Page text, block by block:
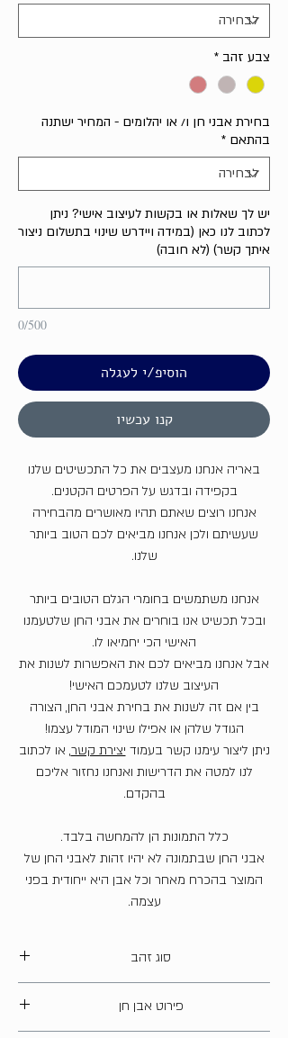
צבע זהב *
בחירת אבני חן ו/ או יהלומים - המחיר ישתנה
בהתאם *
יש לך שאלות או בקשות לעיצוב אישי? ניתן
לכתוב לנו כאן (במידה ויידרש שינוי בתשלום ניצור
איתך קשר) (לא חובה)
0/500
הוסיפ/י לעגלה
קנו עכשיו
באריה אנחנו מעצבים את כל התכשיטים שלנו
בקפידה ובדגש על הפרטים הקטנים.
אנחנו רוצים שאתם תהיו מאושרים מהבחירה
שעשיתם ולכן אנחנו מביאים לכם הטוב ביותר
שלנו.
אנחנו משתמשים בחומרי הגלם הטובים ביותר
ובכל תכשיט אנו בוחרים את אבני החן שלטעמנו
האישי הכי יחמיאו לו.
אבל אנחנו מביאים לכם את האפשרות לשנות את
העיצוב שלנו לטעמכם האישי!
בין אם זה לשנות את בחירת אבני החן, הצורה
הגודל שלהן או אפילו שינוי המודל עצמו!
ניתן ליצור עימנו קשר בעמוד יצירת קשר, או לכתוב
לנו למטה את הדרישות ואנחנו נחזור אליכם
בהקדם.
כלל התמונות הן להמחשה בלבד.
אבני החן שבתמונה לא יהיו זהות לאבני החן של
המוצר בהכרח מאחר וכל אבן היא ייחודית בפני
עצמה.
סוג זהב
פירוט אבן חן